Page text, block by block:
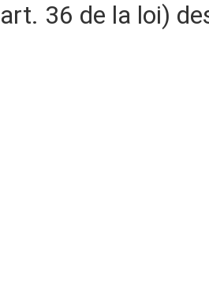
36 de la loi)